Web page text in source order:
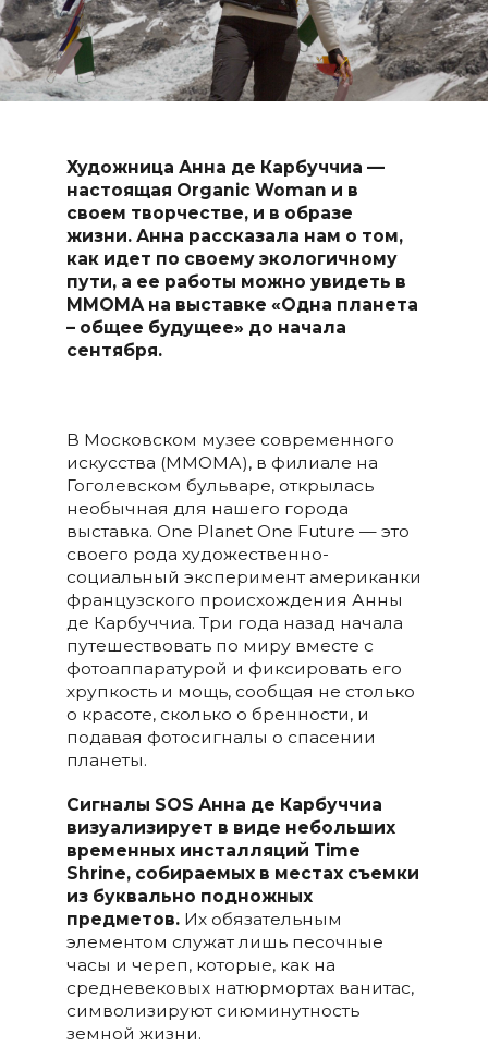
Художница Анна де Карбуччиа —
настоящая Organic Woman и в
своем творчестве, и в образе
жизни. Анна рассказала нам о том,
как идет по своему экологичному
пути, а ее работы можно увидеть в
ММОМА на выставке «Одна планета
– общее будущее» до начала
сентября.
В Московском музее современного
искусства (ММОМА), в филиале на
Гоголевском бульваре, открылась
необычная для нашего города
выставка. One Planet One Future — это
своего рода художественно-
социальный эксперимент американки
французского происхождения Анны
де Карбуччиа. Три года назад начала
путешествовать по миру вместе с
фотоаппаратурой и фиксировать его
хрупкость и мощь, сообщая не столько
о красоте, сколько о бренности, и
подавая фотосигналы о спасении
планеты.
Сигналы SOS Анна де Карбуччиа
визуализирует в виде небольших
временных инсталляций Time
Shrine, собираемых в местах съемки
из буквально подножных
предметов.Их обязательным
элементом служат лишь песочные
часы и череп, которые, как на
средневековых натюрмортах ванитас,
символизируют сиюминутность
земной жизни.